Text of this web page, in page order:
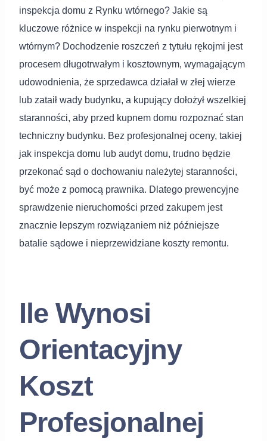
inspekcja domu z Rynku wtórnego? Jakie są
kluczowe różnice w inspekcji na rynku pierwotnym i
wtórnym? Dochodzenie roszczeń z tytułu rękojmi jest
procesem długotrwałym i kosztownym, wymagającym
udowodnienia, że sprzedawca działał w złej wierze
lub zataił wady budynku, a kupujący dołożył wszelkiej
staranności, aby przed kupnem domu rozpoznać stan
techniczny budynku. Bez profesjonalnej oceny, takiej
jak inspekcja domu lub audyt domu, trudno będzie
przekonać sąd o dochowaniu należytej staranności,
być może z pomocą prawnika. Dlatego prewencyjne
sprawdzenie nieruchomości przed zakupem jest
znacznie lepszym rozwiązaniem niż późniejsze
batalie sądowe i nieprzewidziane koszty remontu.
Ile Wynosi
Orientacyjny
Koszt
Profesjonalnej